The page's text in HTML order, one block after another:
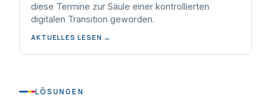
diese Termine zur Säule einer kontrollierten
digitalen Transition geworden.
AKTUELLES LESEN →
LÖSUNGEN